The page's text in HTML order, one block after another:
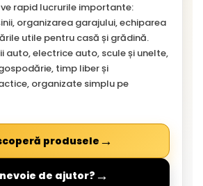
rapid lucrurile importante:
organizarea garajului, echiparea
utile pentru casă și grădină.
auto, electrice auto, scule și unelte,
timp liber și
organizate simplu pe
produsele →
de ajutor? →